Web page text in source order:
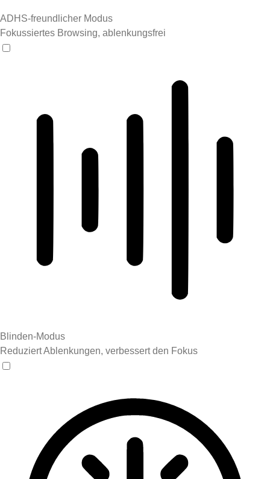
ADHS-freundlicher Modus
Fokussiertes Browsing, ablenkungsfrei
Blinden-Modus
Reduziert Ablenkungen, verbessert den Fokus